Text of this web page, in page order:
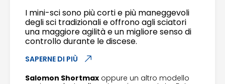
I mini-sci sono più corti e più maneggevoli
degli sci tradizionali e offrono agli sciatori
una maggiore agilità e un migliore senso di
controllo durante le discese.
SAPERNE DI PIÙ
Salomon Shortmax oppure un altro modello